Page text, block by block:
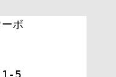
ボ
1-5